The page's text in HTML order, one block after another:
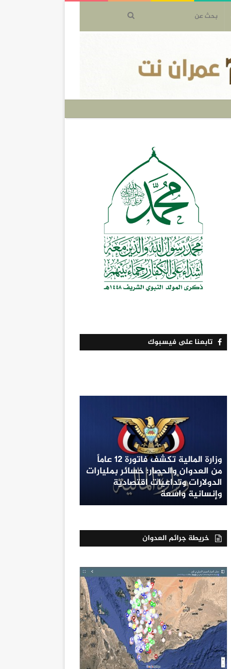
تابعنا على فيسبوك
وزارة المالية تكشف فاتورة 12 عاماً
من العدوان والحصار: خسائر بمليارات
الدولارات وتداعيات اقتصادية
وإنسانية واسعة
خريطة جرائم العدوان